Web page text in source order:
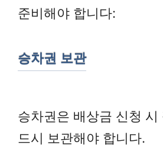
준비해야 합니다:
승차권 보관
승차권은 배상금 신청
드시 보관해야 합니다.